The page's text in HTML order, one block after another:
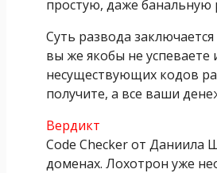
простую, даже банальную
Суть развода
вы же якобы не успеваете
несуществующих кодов
получите, а все ваши
Вердикт
Code Checker от Даниила
доменах. Лохотрон уже